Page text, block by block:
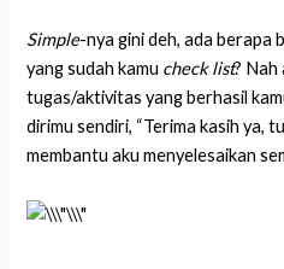
Simple-nya gini deh, ada
yang sudah kamu check list? Nah
tugas/aktivitas yang berhasil
dirimu sendiri, “Terima kasih ya,
membantu aku menyelesaikan